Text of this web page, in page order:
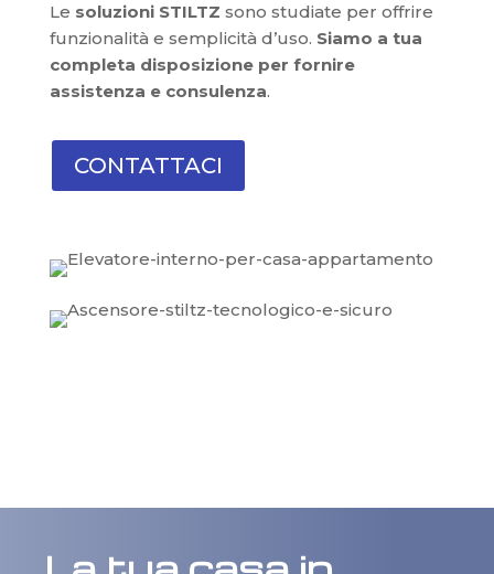
Le soluzioni STILTZ sono studiate per offrire
funzionalità e semplicità d’uso. Siamo a tua
completa disposizione per fornire
assistenza e consulenza.
CONTATTACI